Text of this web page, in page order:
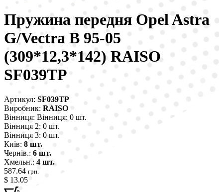
Пружина передня Opel Astra
G/Vectra B 95-05
(309*12,3*142) RAISO
SF039TP
Артикул: SF039TP
Виробник: RAISO
Вінниця: Вінниця: 0 шт.
Вінниця 2: 0 шт.
Вінниця 3: 0 шт.
Київ: 8 шт.
Чернів.: 6 шт.
Хмельн.: 4 шт.
587.64 грн.
$ 13.05